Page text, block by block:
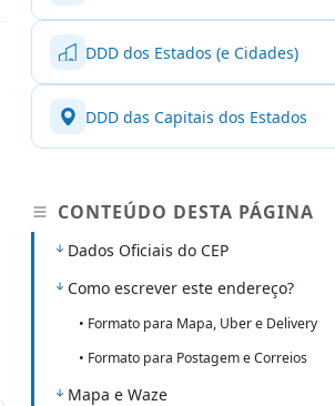
DDD dos Estados (e Cidades)
DDD das Capitais dos Estados
CONTEÚDO DESTA PÁGINA
Dados Oficiais do CEP
Como escrever este endereço?
• Formato para Mapa, Uber e Delivery
• Formato para Postagem e Correios
Mapa e Waze